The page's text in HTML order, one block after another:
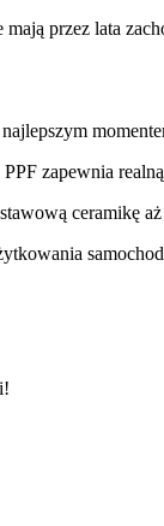
mają przez lata
zapewnia
ceramikę